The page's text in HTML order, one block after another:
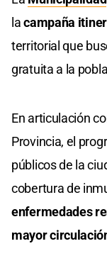
lacampaña
territorial que
gratuita a la
En articulación
Provincia, el
públicos de la
cobertura de
enfermedades
mayor